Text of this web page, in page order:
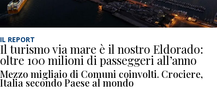
IL REPORT
Il turismo via mare è il nostro Eldorado:
oltre 100 milioni di passeggeri all’anno
Mezzo migliaio di Comuni coinvolti. Crociere,
Italia secondo Paese al mondo